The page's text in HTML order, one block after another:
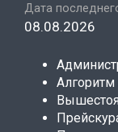
Дата
08.08.2026